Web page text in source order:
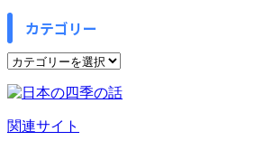
カテゴリー
カ
ゴ
リ
ー
関連サイト